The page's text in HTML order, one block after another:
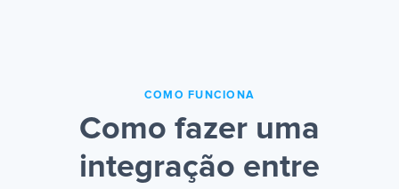
COMO FUNCIONA
Como fazer uma
integração entre